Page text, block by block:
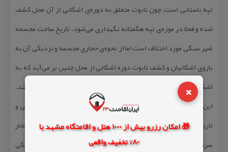
×
🎁 امکان رزرو بیش از 1000 هتل و اقامتگاه مشهد با
80% تخفیف واقعی
تپه باستانی است، چون تابوت متعلق به دوره‌ی اشكانی از آن محل كشف
شده و فعلاً در موزه‌ی تپه هگمتانه نگهداری می‌شود. تاریخ ساخت مجسمه
شیر سنگی مورد اختلاف است اما از نحوه‌ی حجاری مجسمه و نزدیكی آن به
باروی اشكانیان و كشف تابوت دوره اشكانی از محل چنین بر می‌آید كه به
اشكانیان مربوط باشد اما این اثر از یادگارهای هنری سلوكی – اشكانی استد.
این اثر در تاریخ ۱۵ دی‌ماه سال ۱۳۱۰ و به شماره ۹۳ در فهرست آثار ملی و
تاریخی ایران به ثبت رسیده‌است. احتمال دارد كه اسكندر آن را به افتخار
سردارش هفایستیون كه در اكباتان مرد، ساخته باشد. مجسمه شیرسنگی